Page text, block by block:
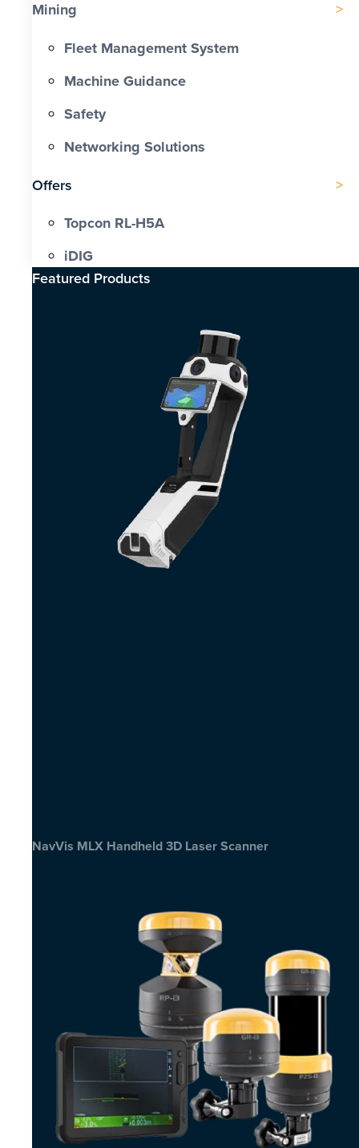
Mining
Fleet Management System
Machine Guidance
Safety
Networking Solutions
Offers
Topcon RL-H5A
iDIG
Featured Products​
NavVis MLX Handheld 3D Laser Scanner